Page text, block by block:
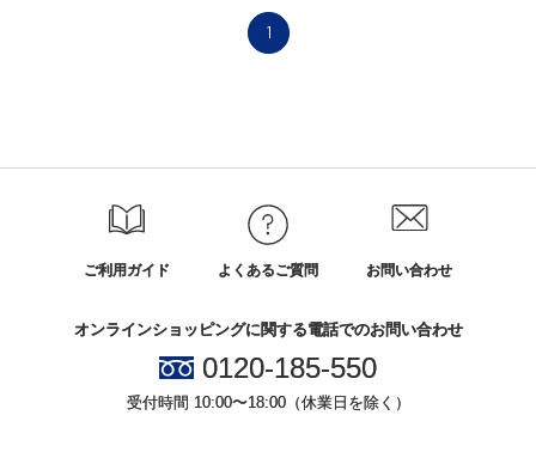
1
ご利用ガイド よくあるご質問 お問い合わせ
オンラインショッピングに関する電話でのお問い合わせ
0120-185-550
受付時間 10:00〜18:00（休業日を除く）